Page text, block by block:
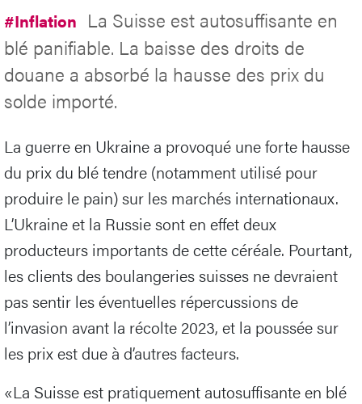
#Inflation La Suisse est autosuffisante en
blé panifiable. La baisse des droits de
douane a absorbé la hausse des prix du
solde importé.
La guerre en Ukraine a provoqué une forte hausse
du prix du blé tendre (notamment utilisé pour
produire le pain) sur les marchés internationaux.
L’Ukraine et la Russie sont en effet deux
producteurs importants de cette céréale. Pourtant,
les clients des boulangeries suisses ne devraient
pas sentir les éventuelles répercussions de
l’invasion avant la récolte 2023, et la poussée sur
les prix est due à d’autres facteurs.
«La Suisse est pratiquement autosuffisante en blé